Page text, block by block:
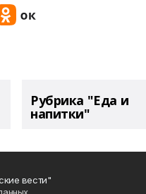
Рубрика "Еда и
напитки"
вести"